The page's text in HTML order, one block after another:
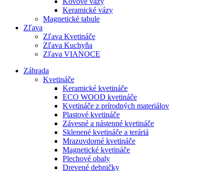
Keramické vázy
Magnetické tabule
Zľava
Zľava Kvetináče
Zľava Kuchyňa
Zľava VIANOCE
Záhrada
Kvetináče
Keramické kvetináče
ECO WOOD kvetináče
Kvetináče z prírodných materiálov
Plastové kvetináče
Závesné a nástenné kvetináče
Sklenené kvetináče a teráriá
Mrazuvdorné kvetináče
Magnetické kvetináče
Plechové obaly
Drevené debničky